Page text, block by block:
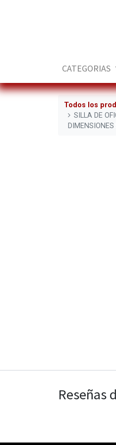
CATEGORIAS
Todos los
SILLA DE
Reseñas